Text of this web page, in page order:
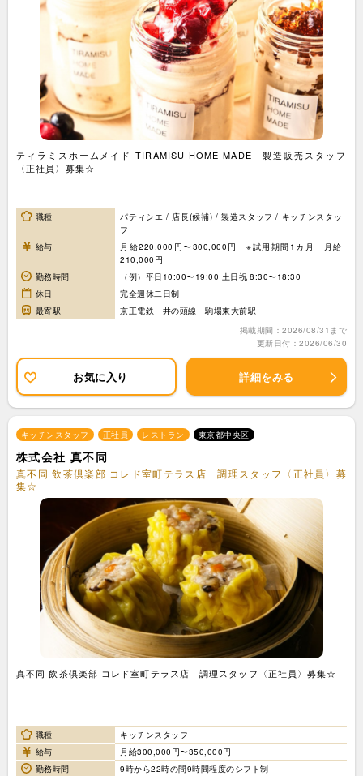
ティラミスホームメイド TIRAMISU HOME MADE 製造販売スタッフ
〈正社員〉募集☆
職種
パティシエ / 店長(候補) / 製造スタッフ / キッチンスタッ
フ
給与
月給220,000円〜300,000円 ※試用期間1カ月 月給
210,000円
勤務時間
（例）平日10:00〜19:00 土日祝 8:30〜18:30
休日
完全週休二日制
最寄駅
京王電鉄 井の頭線 駒場東大前駅
掲載期間：2026/08/31まで
更新日付：2026/06/30
お気に入り 詳細をみる
キッチンスタッフ 正社員 レストラン 東京都中央区
株式会社 真不同
真不同 飲茶倶楽部 コレド室町テラス店 調理スタッフ〈正社員〉募
集☆
真不同 飲茶倶楽部 コレド室町テラス店 調理スタッフ〈正社員〉募集☆
職種
キッチンスタッフ
給与
月給300,000円〜350,000円
勤務時間
9時から22時の間9時間程度のシフト制